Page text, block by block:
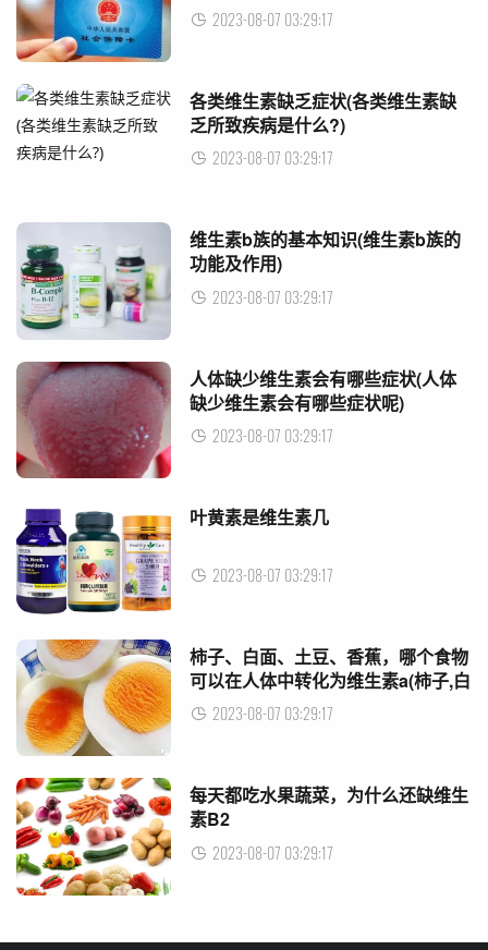
2023-08-07 03:29:17
各类维生素缺乏症状(各类维生素缺
乏所致疾病是什么?)
2023-08-07 03:29:17
维生素b族的基本知识(维生素b族的
功能及作用)
2023-08-07 03:29:17
人体缺少维生素会有哪些症状(人体
缺少维生素会有哪些症状呢)
2023-08-07 03:29:17
叶黄素是维生素几
2023-08-07 03:29:17
柿子、白面、土豆、香蕉，哪个食物
可以在人体中转化为维生素a(柿子,白
面,香蕉,土豆哪个含胡萝卜素)
2023-08-07 03:29:17
每天都吃水果蔬菜，为什么还缺维生
素B2
2023-08-07 03:29:17